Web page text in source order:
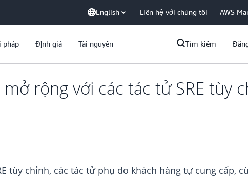
English Liên hệ với chúng tôi AWS
pháp Định giá Tài nguyên Tìm kiếm
rộng với các tác tử SRE tùy
tùy chỉnh, các tác tử phụ do khách hàng tự cung cấp,